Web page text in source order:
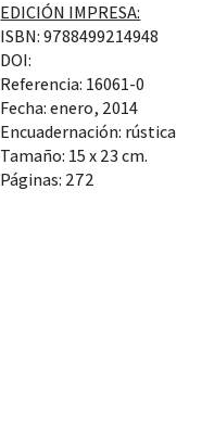
EDICIÓN IMPRESA:
ISBN: 9788499214948
DOI:
Referencia: 16061-0
Fecha: enero, 2014
Encuadernación: rústica
Tamaño: 15 x 23 cm.
Páginas: 272